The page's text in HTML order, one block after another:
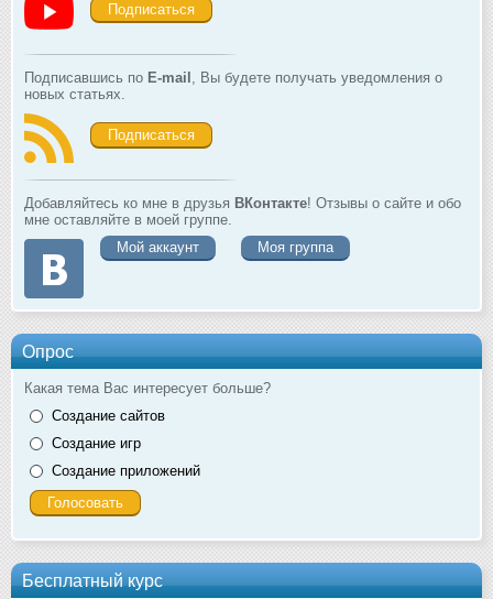
Подписаться
Подписавшись по E-mail , Вы будете получать уведомления о
новых статьях.
Подписаться
Добавляйтесь ко мне в друзья ВКонтакте! Отзывы о сайте и обо
мне оставляйте в моей группе.
Мой аккаунт
Моя группа
Опрос
Какая тема Вас интересует больше?
Создание сайтов
Создание игр
Создание приложений
Бесплатный курс